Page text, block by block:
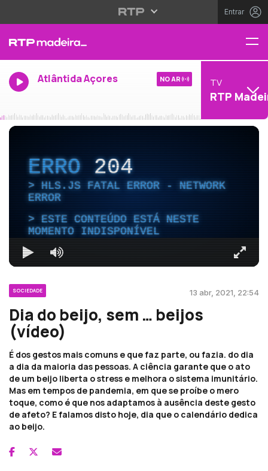
Entrar
Atlântida Açores NO AR TV
RTP
ERRO204
HLS.JS FATAL ERROR - NETWORK
ERROR
ESTE CONTEÚDO ESTÁ NESTE
MOMENTO INDISPONÍVEL
SOCIEDADE 13 abr, 2021, 22:54
Dia do beijo, sem … beijos
(vídeo)
É dos gestos mais comuns e que faz parte, ou fazia. do dia
a dia da maioria das pessoas. A ciência garante que o ato
de um beijo liberta o stress e melhora o sistema imunitário.
Mas em tempos de pandemia, em que se proíbe o mero
toque, como é que nos adaptamos à ausência deste gesto
de afeto? E falamos disto hoje, dia que o calendário dedica
ao beijo.